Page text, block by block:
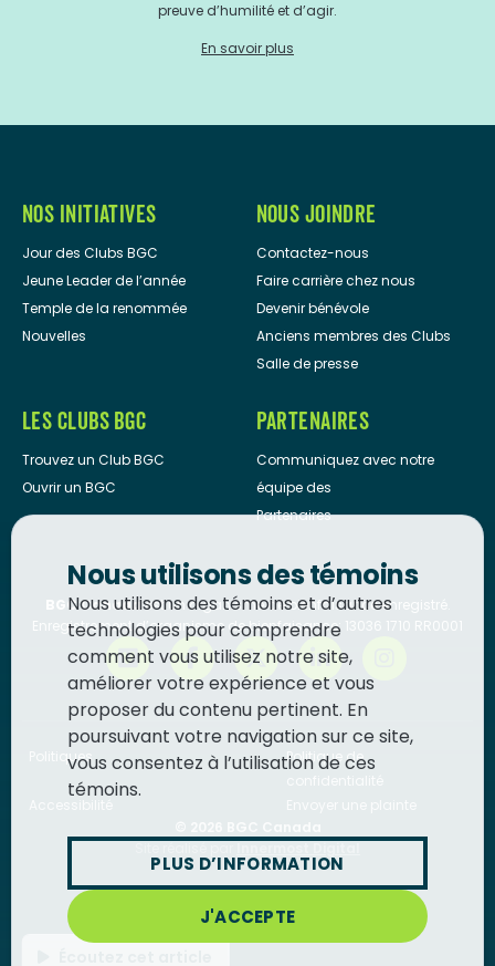
preuve d’humilité et d’agir.
En savoir plus
NOS INITIATIVES
Jour des Clubs BGC
Jeune Leader de l’année
Temple de la renommée
Nouvelles
NOUS JOINDRE
Contactez-nous
Faire carrière chez nous
Devenir bénévole
Anciens membres des Clubs
Salle de presse
LES CLUBS BGC
Trouvez un Club BGC
Ouvrir un BGC
PARTENAIRES
Communiquez avec notre
équipe des
Partenaires
BGC Canadaest un organisme de bienfaisance enregistré.
Enregistrement d’organisme de bienfaisance: 13036 1710 RR0001
Politiques
Politique de
Nous utilisons des témoins
Nous utilisons des témoins et d’autres
technologies pour comprendre
comment vous utilisez notre site,
améliorer votre expérience et vous
proposer du contenu pertinent. En
poursuivant votre navigation sur ce site,
vous consentez à l’utilisation de ces
témoins.
PLUS D’INFORMATION
J'ACCEPTE